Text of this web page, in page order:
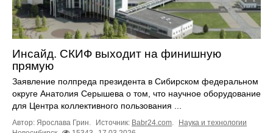
Инсайд. СКИФ выходит на финишную
прямую
Заявление полпреда президента в Сибирском федеральном
округе Анатолия Серышева о том, что научное оборудование
для Центра коллективного пользования ...
Автор: Ярослава Грин. Источник: Babr24.com.
Наука и технологии